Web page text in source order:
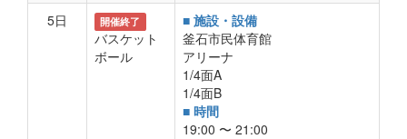
5日
開催終了
バスケット
ボール
■ 施設・設備
釜石市民体育館
アリーナ
1/4面A
1/4面B
■ 時間
19:00 〜 21:00